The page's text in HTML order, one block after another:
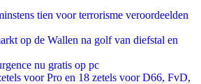
tien voor terrorisme veroordeelden
op de Wallen na golf van diefstal en
nu gratis op pc
voor Pro en 18 zetels voor D66, FvD,